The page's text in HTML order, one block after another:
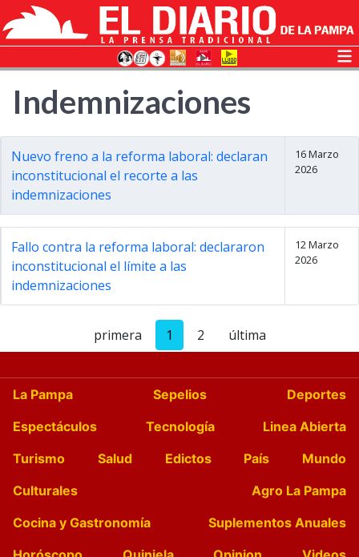
Indemnizaciones
Nuevo freno a la reforma laboral: declaran
inconstitucional el recorte a las
indemnizaciones
16 Marzo
2026
Fallo contra la reforma laboral: declararon
inconstitucional el límite a las
indemnizaciones
12 Marzo
2026
primera 1 2 última
La Pampa Sepelios
Deportes
Espectáculos
Tecnología
Linea Abierta
Turismo
Salud Edictos País
Mundo
Culturales
Agro La Pampa
Cocina y Gastronomía
Suplementos Anuales